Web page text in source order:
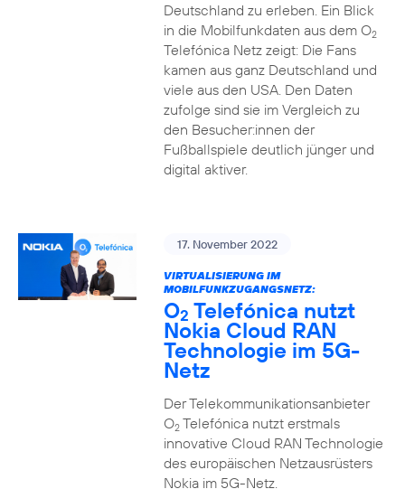
Deutschland zu erleben. Ein Blick
in die Mobilfunkdaten aus dem O2
Telefónica Netz zeigt: Die Fans
kamen aus ganz Deutschland und
viele aus den USA. Den Daten
zufolge sind sie im Vergleich zu
den Besucher:innen der
Fußballspiele deutlich jünger und
digital aktiver.
17. November 2022
VIRTUALISIERUNG IM
MOBILFUNKZUGANGSNETZ:
O2 Telefónica nutzt
Nokia Cloud RAN
Technologie im 5G-
Netz
Der Telekommunikationsanbieter
O2Telefónica nutzt erstmals
innovative Cloud RAN Technologie
des europäischen Netzausrüsters
Nokia im 5G-Netz.